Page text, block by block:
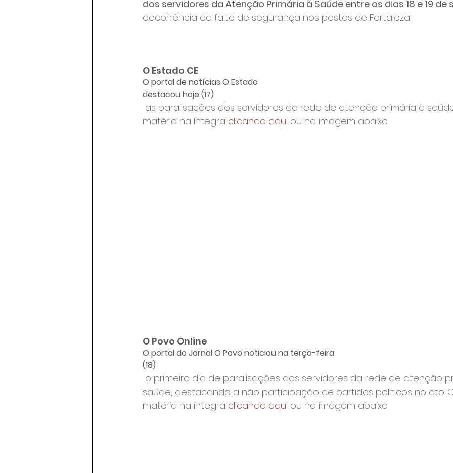
dos servidores da Atenção Primária à Saúde entre os dias 18 e 19 de
decorrência da falta de segurança nos postos de Fortaleza:
O Estado CE
O portal de notícias O Estado
destacou hoje (17)
as paralisações dos servidores da rede de atenção primária à
matéria na íntegra clicando aqui ou na imagem abaixo.
O Povo Online
O portal do Jornal O Povo noticiou na terça-feira
(18)
o primeiro dia de paralisações dos servidores da rede de atenção
saúde, destacando a não participação de partidos políticos no ato.
matéria na íntegra clicando aqui ou na imagem abaixo.